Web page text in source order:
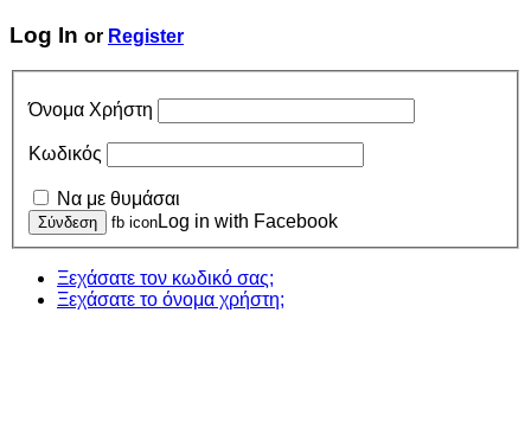
Log In or Register
Όνομα Χρήστη
Κωδικός
Να με θυμάσαι
fb icon Log in with Facebook
Ξεχάσατε τον κωδικό σας;
Ξεχάσατε το όνομα χρήστη;